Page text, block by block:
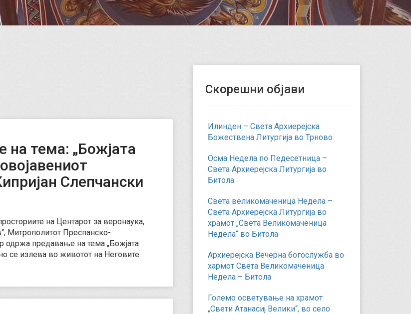
на тема: „Божјата
Слепчански
на Центарот за веронаука,
Митрополитот Преспанско-
одржа предавање на тема „Божјата
се излева во животот на Неговите
Скорешни објави
Илинден – Света Архиерејска
Божествена Литургија во Трново
Осма Недела по Педесетница –
Света Архиерејска Литургија во
Битола
Света великомаченица Недела –
Света Архиерејска Литургија во
храмот „Света Великомаченица
Недела“ во Битола
Архиерејска Вечерна богослужба во
хармот Света Великомаченица
Недела – Битола
Големо осветување на храмот
„Свети Атанасиј Велики“, во село